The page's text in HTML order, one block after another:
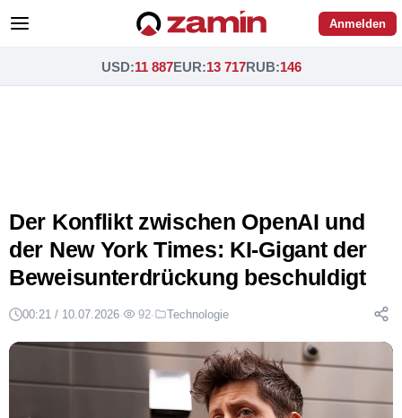
Anmelden
USD:11 887EUR:13 717RUB:146
Der Konflikt zwischen OpenAI und
der New York Times: KI-Gigant der
Beweisunterdrückung beschuldigt
00:21 / 10.07.2026· 92· Technologie